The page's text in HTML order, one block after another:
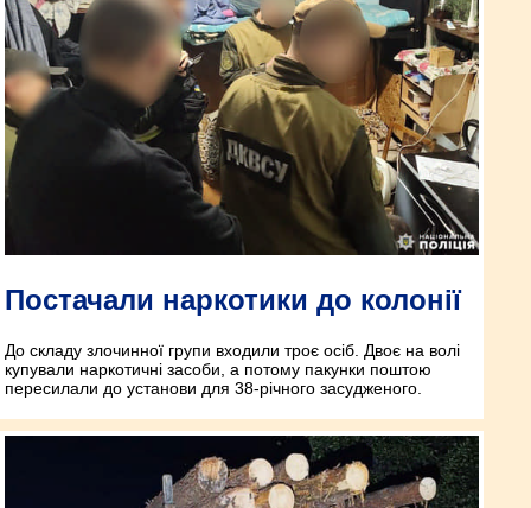
Постачали наркотики до колонії
До складу злочинної групи входили троє осіб. Двоє на волі
купували наркотичні засоби, а потому пакунки поштою
пересилали до установи для 38-річного засудженого.